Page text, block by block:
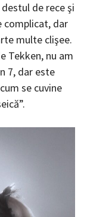
de rece şi
complicat, dar
multe clişee.
Tekken, nu am
7, dar este
se cuvine